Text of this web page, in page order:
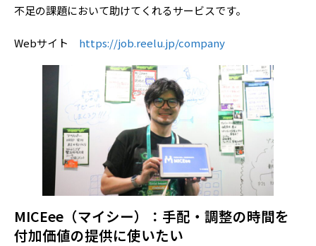
不足の課題において助けてくれるサービスです。
Webサイト https://job.reelu.jp/company
MICEee（マイシー）：手配・調整の時間を
付加価値の提供に使いたい